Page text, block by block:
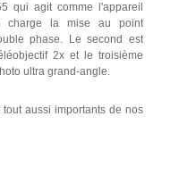
qui agit comme l'appareil
charge la mise au point
phase. Le second est
2x et le troisième
ultra grand-angle.
aussi importants de nos